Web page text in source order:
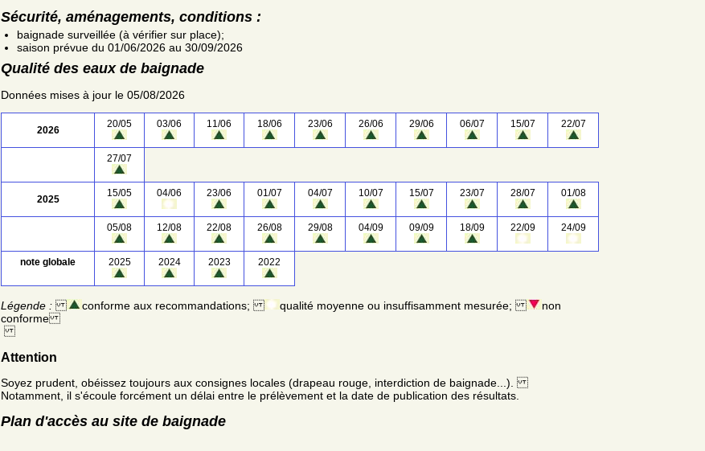
Sécurité, aménagements, conditions :
baignade surveillée (à vérifier sur place);
saison prévue du 01/06/2026 au 30/09/2026
Qualité des eaux de baignade
Données mises à jour le 05/08/2026
2026
20/05 03/06 11/06 18/06 23/06 26/06 29/06 06/07 15/07 22/07
27/07
2025
15/05 04/06 23/06 01/07 04/07 10/07 15/07 23/07 28/07 01/08
05/08 12/08 22/08 26/08 29/08 04/09 09/09 18/09 22/09 24/09
note globale 2025 2024 2023 2022
Légende : conforme aux recommandations; qualité moyenne ou insuffisamment mesurée;
non
conforme
Attention
Soyez prudent, obéissez toujours aux consignes locales (drapeau rouge, interdiction de baignade...).
Notamment, il s'écoule forcément un délai entre le prélèvement et la date de publication des résultats.
Plan d'accès au site de baignade